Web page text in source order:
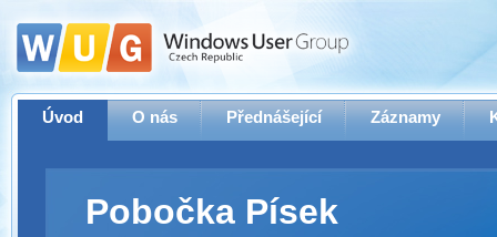
Úvod O nás Přednášející Záznamy
Pobočka Písek